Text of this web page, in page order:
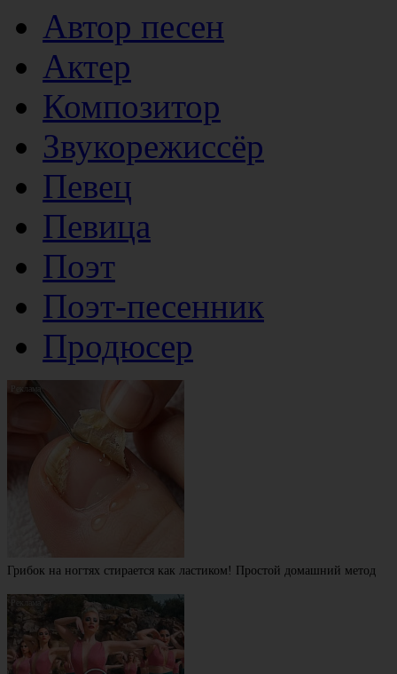
Автор песен
Актер
Композитор
Звукорежиссёр
Певец
Певица
Поэт
Поэт-песенник
Продюсер
Грибок на ногтях стирается как ластиком! Простой домашний метод